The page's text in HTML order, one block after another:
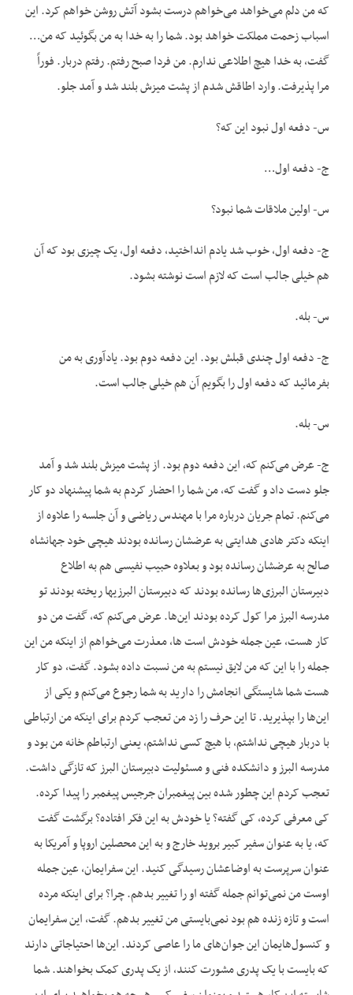
که من دلم می‌خواهد می‌خواهم درست بشود آتش روشن خواهم کرد. این
اسباب زحمت مملکت خواهد بود. شما را به خدا به من بگوئید که من…
گفت، به خدا هیچ اطلاعی ندارم. من فردا صبح رفتم. رفتم دربار. فوراً
مرا پذیرفت. وارد اطاقش شدم از پشت میزش بلند شد و آمد جلو.
س- دفعه اول نبود این که؟
ج- دفعه اول…
س- اولین ملاقات شما نبود؟
ج- دفعه اول، خوب شد یادم انداختید، دفعه اول، یک چیزی بود که آن
هم خیلی جالب است که لازم است نوشته بشود.
س- بله.
ج- دفعه اول چندی قبلش بود. این دفعه دوم بود. یادآوری به من
بفرمائید که دفعه اول را بگویم آن هم خیلی جالب است.
س- بله.
ج- عرض می‌کنم که، این دفعه دوم بود. از پشت میزش بلند شد و آمد
جلو دست داد و گفت که، من شما را احضار کردم به شما پیشنهاد دو کار
می‌کنم. تمام جریان درباره مرا با مهندس ریاضی و آن جلسه را علاوه از
اینکه دکتر هادی هدایتی به عرضشان رسانده بودند هیچی خود جهانشاه
صالح به عرضشان رسانده بود و بعلاوه حبیب نفیسی هم به اطلاع
دبیرستان البرزی‌ها رسانده بودند که دبیرستان البرزیها ریخته بودند تو
مدرسه البرز مرا کول کرده بودند این‌ها. عرض می‌کنم که، گفت من دو
کار هست، عین جمله خودش است ها، معذرت می‌خواهم از اینکه من این
جمله را با این که من لایق نیستم به من نسبت داده بشود. گفت، دو کار
هست شما شایستگی انجامش را دارید به شما رجوع می‌کنم و یکی از
این‌ها را بپذیرید. تا این حرف را زد من تعجب کردم برای اینکه من ارتباطی
با دربار هیچی نداشتم، با هیچ کسی نداشتم، یعنی ارتباطم خانه من بود و
مدرسه البرز و دانشکده فنی و مسئولیت دبیرستان البرز که تازگی داشت.
تعجب کردم این چطور شده بین پیغمبران جرجیس پیغمبر را پیدا کرده.
کی معرفی کرده، کی گفته؟ یا خودش به این فکر افتاده؟ برگشت گفت
که، یا به عنوان سفیر کبیر بروید خارج و به این محصلین اروپا و آمریکا به
عنوان سرپرست به اوضاعشان رسیدگی کنید. این سفرایمان، عین جمله
اوست من نمی‌توانم جمله گفته او را تغییر بدهم. چرا؟ برای اینکه مرده
است و تازه زنده هم بود نمی‌بایستی من تغییر بدهم. گفت، این سفرایمان
و کنسول‌هایمان این جوان‌های ما را عاصی کردند. این‌ها احتیاجاتی دارند
که بایست با یک پدری مشورت کنند، از یک پدری کمک بخواهند. شما